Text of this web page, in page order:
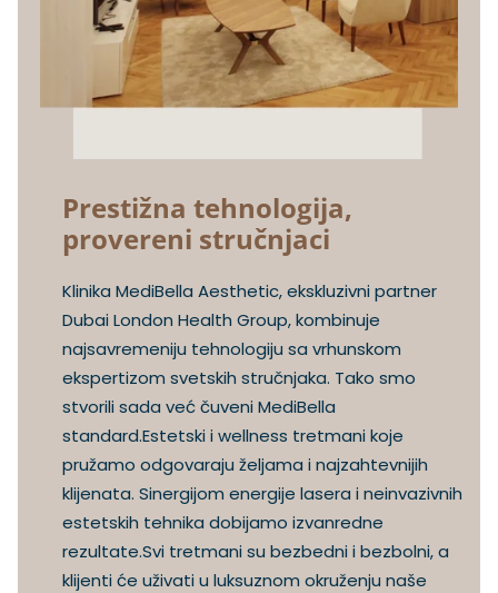
Prestižna tehnologija,
provereni stručnjaci
Klinika MediBella Aesthetic, ekskluzivni partner
Dubai London Health Group, kombinuje
najsavremeniju tehnologiju sa vrhunskom
ekspertizom svetskih stručnjaka. Tako smo
stvorili sada već čuveni MediBella
standard.Estetski i wellness tretmani koje
pružamo odgovaraju željama i najzahtevnijih
klijenata. Sinergijom energije lasera i neinvazivnih
estetskih tehnika dobijamo izvanredne
rezultate.Svi tretmani su bezbedni i bezbolni, a
klijenti će uživati u luksuznom okruženju naše